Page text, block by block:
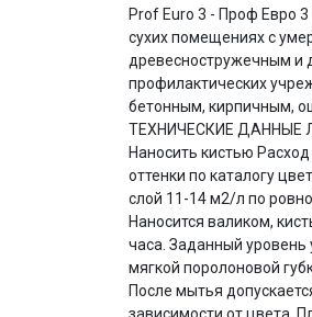
Prof Euro 3 - Проф Евро
сухих помещениях с
древесностружечным и
профилактических
бетонным, кирпичным,
ТЕХНИЧЕСКИЕ ДАННЫЕ
Наносить кистью
оттенки по каталогу
слой 11-14 м2/л по
Наносится валиком,
часа. Заданный уровень
мягкой поролоновой
После мытья